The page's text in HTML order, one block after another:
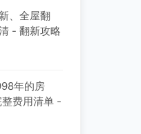
、全屋翻
- 翻新攻略
年的房
费用清单 -